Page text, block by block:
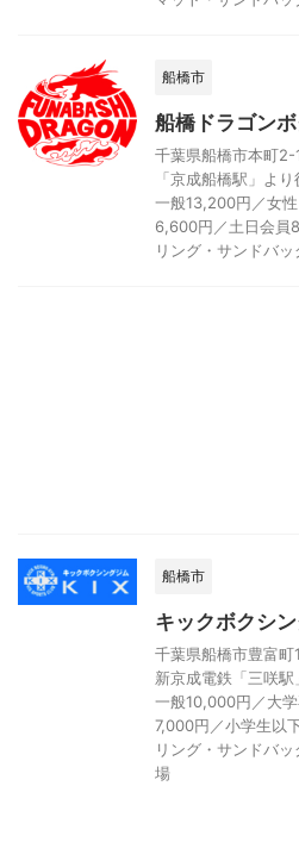
船橋市
船橋ドラゴン
千葉県船橋市本町2-
「京成船橋駅」よ
一般13,200円／女
6,600円／土日会員
リング・サンドバ
船橋市
キックボクシ
千葉県船橋市豊富
新京成電鉄「三咲
一般10,000円／大
7,000円／小学生以
リング・サンドバ
場